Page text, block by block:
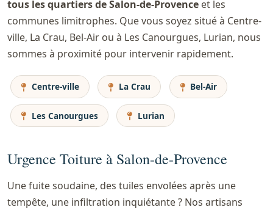
tous les quartiers de Salon-de-Provence et les
communes limitrophes. Que vous soyez situé à Centre-
ville, La Crau, Bel-Air ou à Les Canourgues, Lurian, nous
sommes à proximité pour intervenir rapidement.
Centre-ville La Crau Bel-Air
Les Canourgues Lurian
Urgence Toiture à Salon-de-Provence
Une fuite soudaine, des tuiles envolées après une
tempête, une infiltration inquiétante ? Nos artisans